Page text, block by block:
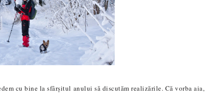
cu bine la sfârșitul anului să discutăm realizările. Că vorba aia,